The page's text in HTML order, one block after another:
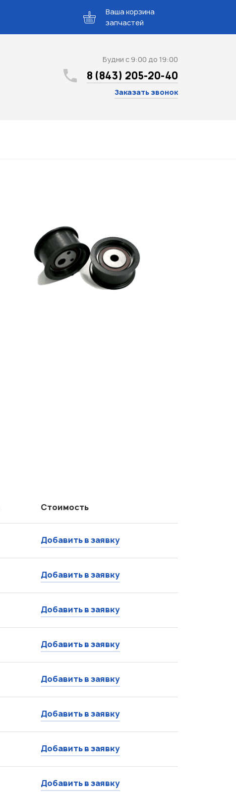
Ваша корзина
запчастей
Будни с 9:00 до 19:00
8 (843) 205-20-40
Заказать звонок
Стоимость
Добавить в заявку
Добавить в заявку
Добавить в заявку
Добавить в заявку
Добавить в заявку
Добавить в заявку
Добавить в заявку
Добавить в заявку